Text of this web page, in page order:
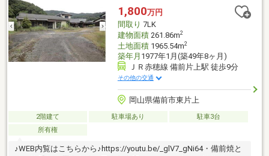
図を立体的に表現。お気軽にご相談くださ
い。 * *☆* *☆* *☆*
*☆* *☆* *
1,800万円
間取り 7LK
建物面積261.86m2
土地面積1965.54m2
築年月 1977年1月(築49年8ヶ月)
ＪＲ赤穂線 備前片上駅 徒歩9分
その他の交通
岡山県備前市東片上
2階建て 駐車場あり
駐車3台
所有権
♪WEB内覧はこちらから♪https://youtu.be/_glV7_gNi64・備前焼と